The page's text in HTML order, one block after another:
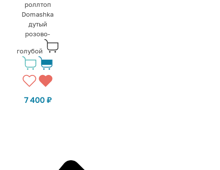
роллтоп
Domashka
дутый
розово-
голубой
7 400 ₽